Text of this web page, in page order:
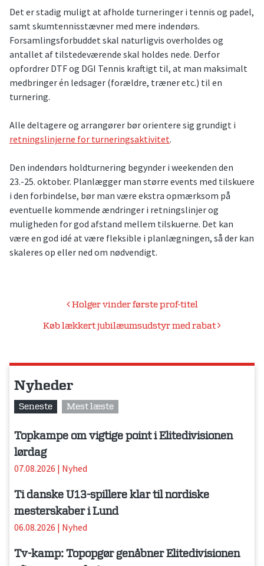
Det er stadig muligt at afholde turneringer i tennis og padel,
samt skumtennisstævner med mere indendørs.
Forsamlingsforbuddet skal naturligvis overholdes og
antallet af tilstedeværende skal holdes nede. Derfor
opfordrer DTF og DGI Tennis kraftigt til, at man maksimalt
medbringer én ledsager (forældre, træner etc.) til en
turnering.
Alle deltagere og arrangører bør orientere sig grundigt i
retningslinjerne for turneringsaktivitet.
Den indendørs holdturnering begynder i weekenden den
23.-25. oktober. Planlægger man større events med tilskuere
i den forbindelse, bør man være ekstra opmærksom på
eventuelle kommende ændringer i retningslinjer og
muligheden for god afstand mellem tilskuerne. Det kan
være en god idé at være fleksible i planlægningen, så der kan
skaleres op eller ned om nødvendigt.
Indlægsnavigation
Holger vinder første prof-titel
Køb lækkert jubilæumsudstyr med rabat
Nyheder
Seneste Mest læste
Topkampe om vigtige point i Elitedivisionen
lørdag
07.08.2026 | Nyhed
Ti danske U13-spillere klar til nordiske
mesterskaber i Lund
06.08.2026 | Nyhed
Tv-kamp: Topopgør genåbner Elitedivisionen